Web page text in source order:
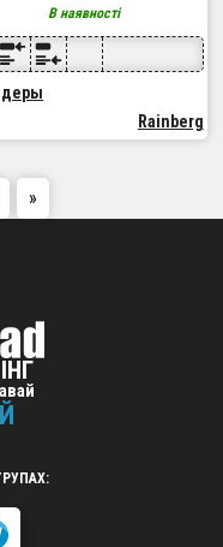
В наявності
Rainberg
»